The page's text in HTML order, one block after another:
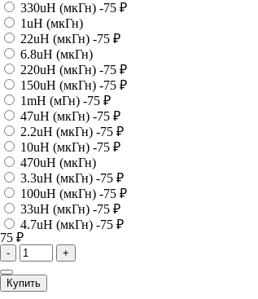
330uH (мкГн) -75 ₽
1uH (мкГн)
22uH (мкГн) -75 ₽
6.8uH (мкГн)
220uH (мкГн) -75 ₽
150uH (мкГн) -75 ₽
1mH (мГн) -75 ₽
47uH (мкГн) -75 ₽
2.2uH (мкГн) -75 ₽
10uH (мкГн) -75 ₽
470uH (мкГн)
3.3uH (мкГн) -75 ₽
100uH (мкГн) -75 ₽
33uH (мкГн) -75 ₽
4.7uH (мкГн) -75 ₽
75 ₽
- +
Купить